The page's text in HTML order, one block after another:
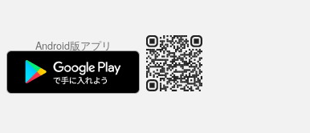
Android版アプリ